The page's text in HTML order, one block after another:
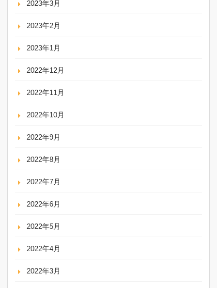
2023年3月
2023年2月
2023年1月
2022年12月
2022年11月
2022年10月
2022年9月
2022年8月
2022年7月
2022年6月
2022年5月
2022年4月
2022年3月